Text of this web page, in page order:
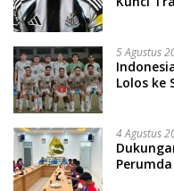
5 Agustus
Lolos ke
4 Agustus